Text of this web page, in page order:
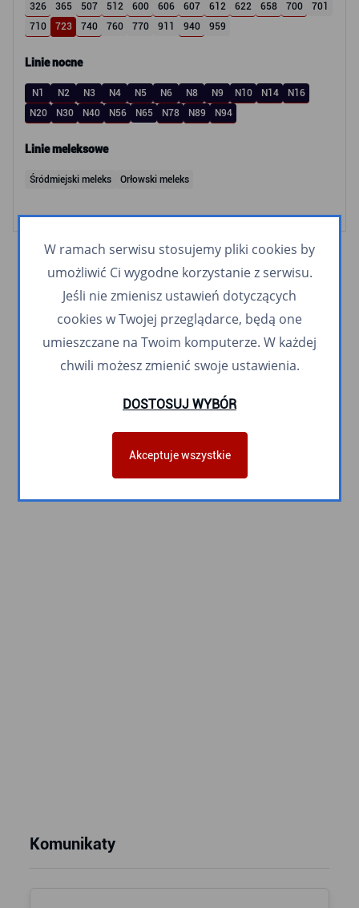
326
365 507 512 600 606 607 612 622 658 700
701
710
723 740 760 770 911 940 959
Linie nocne
N1 N2 N3 N4 N5 N6 N8 N9 N10 N14
N16
N20
N30 N40 N56 N65 N78 N89 N94
Linie meleksowe
Śródmiejski meleks Orłowski meleks
Komunikaty
W ramach serwisu stosujemy pliki cookies by
umożliwić Ci wygodne korzystanie z serwisu.
Jeśli nie zmienisz ustawień dotyczących
cookies w Twojej przeglądarce, będą one
umieszczane na Twoim komputerze. W każdej
chwili możesz zmienić swoje ustawienia.
DOSTOSUJ WYBÓR
Akceptuje wszystkie